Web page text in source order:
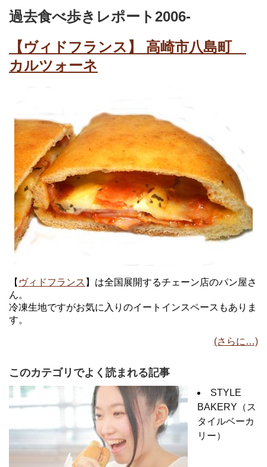
過去食べ歩きレポート2006-
【ヴィドフランス】 高崎市八島町
カルツォーネ
【 ヴィドフランス 】は全国展開するチェーン店のパン屋さ
ん。
冷凍生地ですがお気に入りのイートインスペースもありま
す。
(さらに…)
このカテゴリでよく読まれる記事
STYLE
BAKERY（ス
タイルベーカ
リー）